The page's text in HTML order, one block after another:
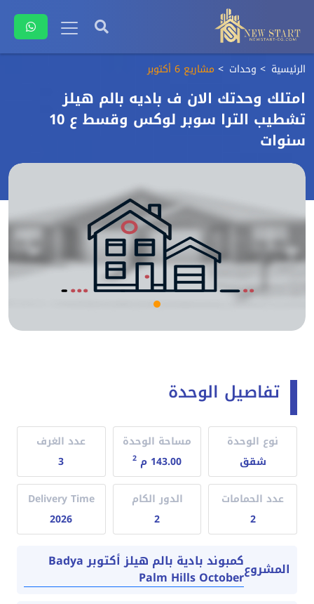
الرئيسية وحدات مشاريع 6 أكتوبر
امتلك وحدتك الان ف باديه بالم هيلز
تشطيب الترا سوبر لوكس وقسط ع 10
سنوات
تفاصيل الوحدة
نوع الوحدة
شقق
مساحة الوحدة
143.00 م
2
عدد الغرف
3
عدد الحمامات
2
الدور الكام
2
Delivery Time
2026
المشروع كمبوند بادية بالم هيلز أكتوبر Badya
Palm Hills October